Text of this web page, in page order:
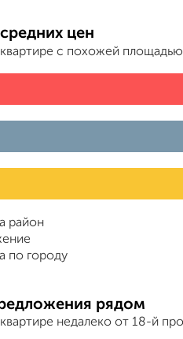
цен
с похожей площадью
район
по городу
рядом
недалеко от 18-й